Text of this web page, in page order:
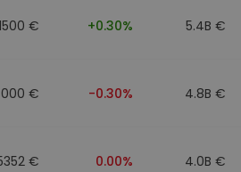
€ +0.30% 5.4B €
€ -0.30% 4.8B €
€ 0.00% 4.0B €